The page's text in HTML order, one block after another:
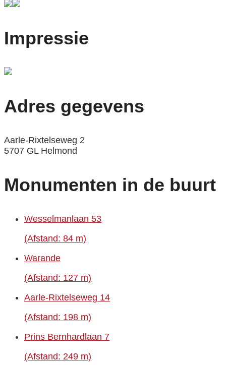
Impressie
Adres gegevens
Aarle-Rixtelseweg 2
5707 GL Helmond
Monumenten in de buurt
Wesselmanlaan 53
(Afstand: 84 m)
Warande
(Afstand: 127 m)
Aarle-Rixtelseweg 14
(Afstand: 198 m)
Prins Bernhardlaan 7
(Afstand: 249 m)